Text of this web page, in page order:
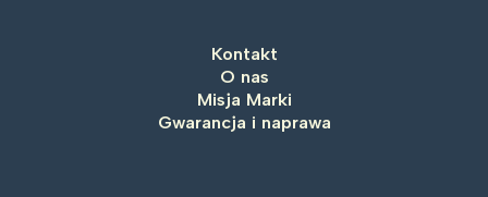
Kontakt
O nas
Misja Marki
Gwarancja i naprawa